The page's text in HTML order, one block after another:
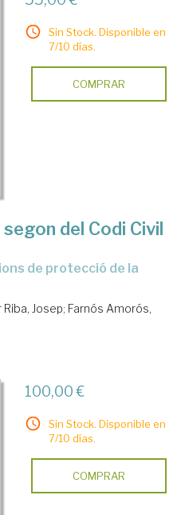
Sin Stock. Disponible en
7/10 días.
COMPRAR
del Codi Civil
Riba, Josep; Farnós Amorós,
100,00 €
Sin Stock. Disponible en
7/10 días.
COMPRAR